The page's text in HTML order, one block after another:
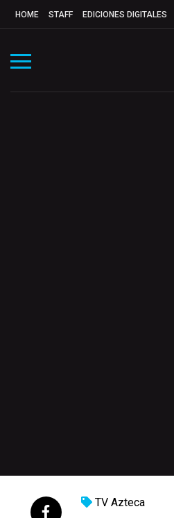
HOME STAFF EDICIONES DIGITALES
TV Azteca